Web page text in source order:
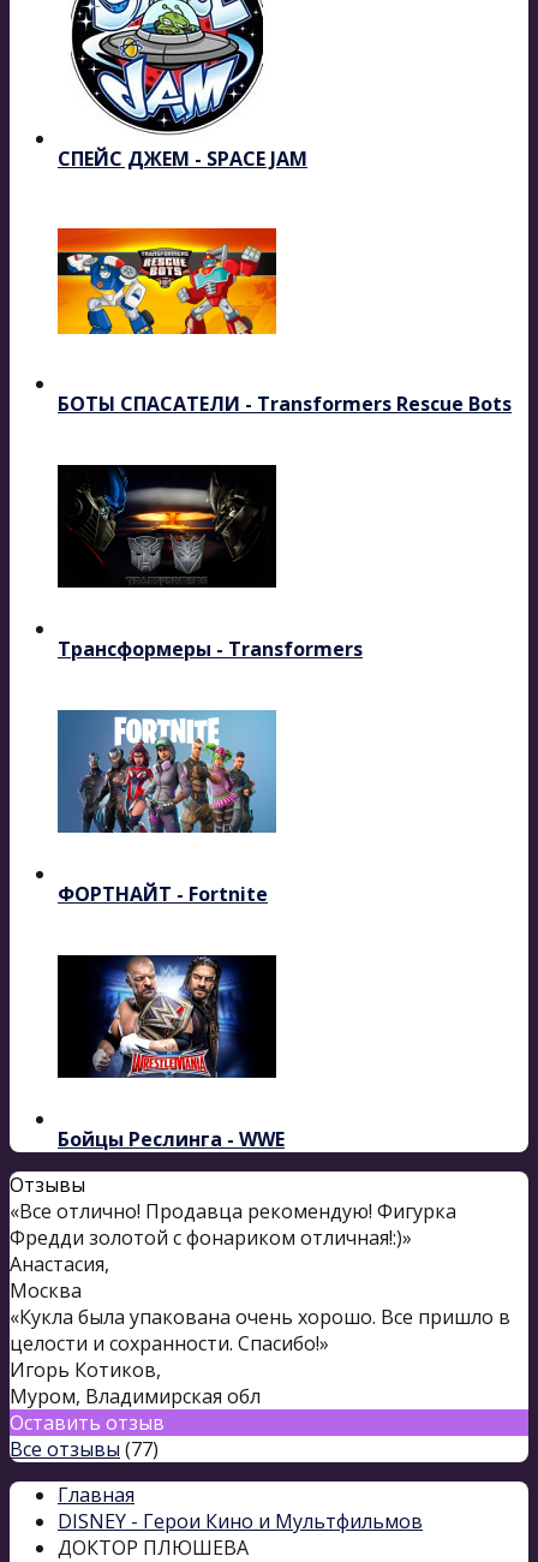
СПЕЙС ДЖЕМ - SPACE JAM
БОТЫ СПАСАТЕЛИ - Transformers Rescue Bots
Трансформеры - Transformers
ФОРТНАЙТ - Fortnite
Бойцы Реслинга - WWE
Отзывы
«Все отлично! Продавца рекомендую! Фигурка
Фредди золотой с фонариком отличная!:)»
Анастасия,
Москва
«Кукла была упакована очень хорошо. Все пришло в
целости и сохранности. Спасибо!»
Игорь Котиков,
Муром, Владимирская обл
Оставить отзыв
Все отзывы (77)
Главная
DISNEY - Герои Кино и Мультфильмов
ДОКТОР ПЛЮШЕВА